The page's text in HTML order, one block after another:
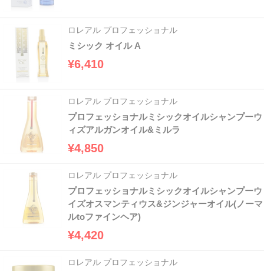
ロレアル プロフェッショナル
ミシック オイル A
¥6,410
ロレアル プロフェッショナル
プロフェッショナルミシックオイルシャンプーウ
ィズアルガンオイル&ミルラ
¥4,850
ロレアル プロフェッショナル
プロフェッショナルミシックオイルシャンプーウ
イズオスマンティウス&ジンジャーオイル(ノーマ
ルtoファインヘア)
¥4,420
ロレアル プロフェッショナル